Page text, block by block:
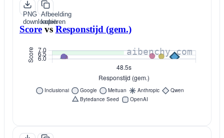
PNG
downloaden
Afbeelding
kopiëren
Score vs Responstijd (gem.)